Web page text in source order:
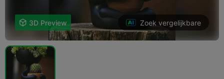
 3D Preview Zoek vergelijkbare